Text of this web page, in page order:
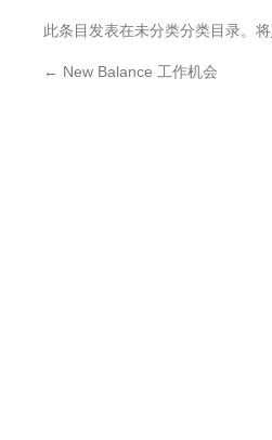
此条目发表在未分类分类目录。将
← New Balance 工作机会